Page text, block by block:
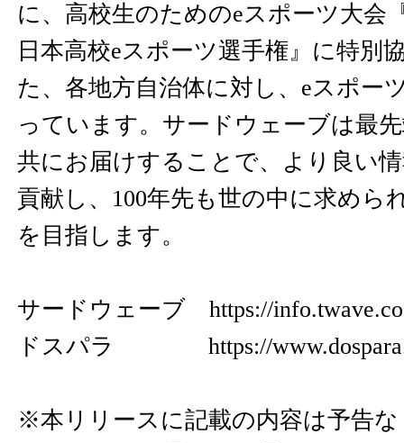
に、高校生のためのeスポーツ大会
日本高校eスポーツ選手権』に特別
た、各地方自治体に対し、eスポー
っています。サードウェーブは最
共にお届けすることで、より良い
貢献し、100年先も世の中に求めら
を目指します。
サードウェーブ https://
ドスパラ https://
※本リリースに記載の内容は予告